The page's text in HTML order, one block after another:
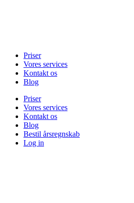
Priser
Vores services
Kontakt os
Blog
Priser
Vores services
Kontakt os
Blog
Bestil årsregnskab
Log in